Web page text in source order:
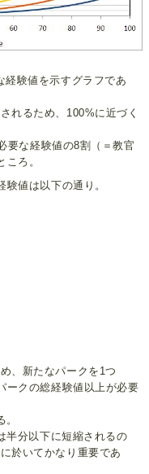
経験値を示すグラフであ
れるため、100%に近づく
要な経験値の8割（＝教官
ろ。
値は以下の通り。
、新たなパークを1つ
ークの総経験値以上が必要
半分以下に短縮されるの
於いてかなり重要であ